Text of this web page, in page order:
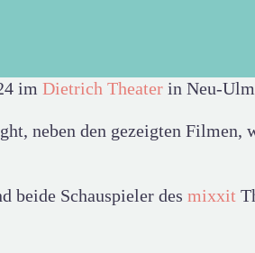
im Dietrich Theater in Neu-
neben den gezeigten Filmen,
beide Schauspieler des mixxit